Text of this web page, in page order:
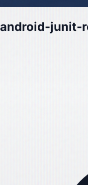
android-junit-